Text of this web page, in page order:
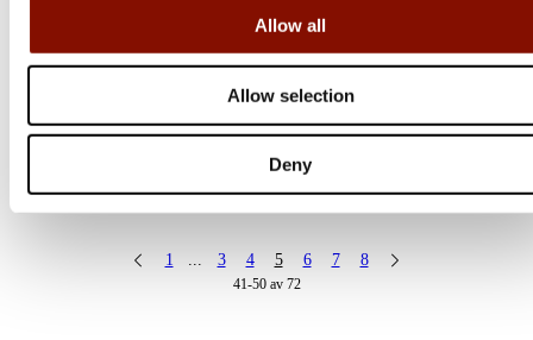
Allow all
Allow selection
Deny
Jaktia och Interjakt bildar Burdock Outdoor Group
BANBRYTANDE LÄTT
1 ... 3 4 5 6 7 8
41-50 av 72